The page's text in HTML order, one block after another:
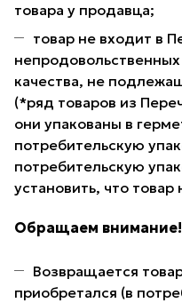
товара у продавца;
товар не входит в
качества, не
(*ряд товаров из
они упакованы в
потребительскую
потребительскую
установить, что
Обращаем внимание!
Возвращается
приобретался (в